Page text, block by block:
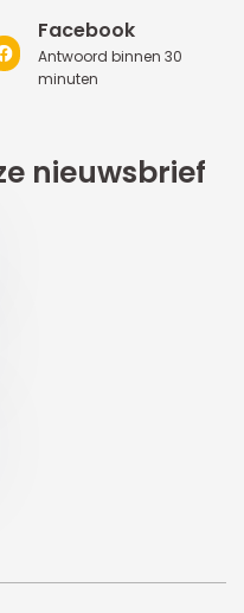
Facebook
Antwoord binnen 30
minuten
nieuwsbrief